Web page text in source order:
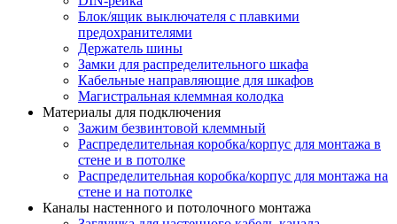
Блок/ящик выключателя с плавкими
предохранителями
Держатель шины
Замки для распределительного шкафа
Кабельные направляющие для шкафов
Магистральная клеммная колодка
Материалы для подключения
Зажим безвинтовой клеммный
Распределительная коробка/корпус для монтажа в
стене и в потолке
Распределительная коробка/корпус для монтажа на
стене и на потолке
Каналы настенного и потолочного монтажа